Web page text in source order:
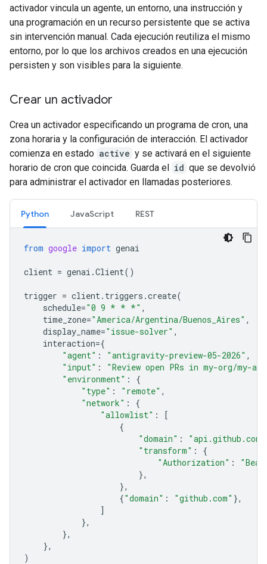
activador vincula un agente, un entorno, una instrucción y
una programación en un recurso persistente que se activa
sin intervención manual. Cada ejecución reutiliza el mismo
entorno, por lo que los archivos creados en una ejecución
persisten y son visibles para la siguiente.
Crear un activador
Crea un activador especificando un programa de cron, una
zona horaria y la configuración de interacción. El activador
comienza en estado active y se activará en el siguiente
horario de cron que coincida. Guarda el id que se devolvió
para administrar el activador en llamadas posteriores.
Python JavaScript REST
from google import genai
client = genai .Client()
trigger = client. triggers .create(
schedule="0 9 * * *" ,
time_zone="America/Argentina/Buenos_Aires" ,
display_name="issue-solver" ,
interaction={
"agent" : "antigravity-preview-05-2026" ,
"input" :
"Review open PRs in my-org/my-
"environment" :
{
"type" : "remote" ,
"network" :
{
"allowlist" :
[
{
"domain" : "api.github.com"
"transform" :
{
"Authorization" :
},
},
{"domain" : "github.com" },
]
},
},
},
)